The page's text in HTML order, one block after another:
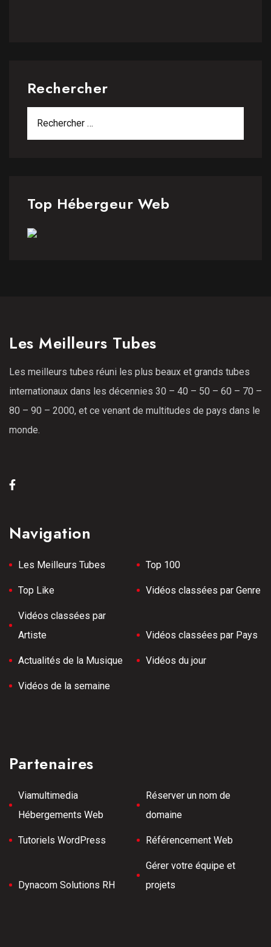
Rechercher
Top Hébergeur Web
Les Meilleurs Tubes
Les meilleurs tubes réuni les plus beaux et grands tubes
internationaux dans les décennies 30 – 40 – 50 – 60 – 70 –
80 – 90 – 2000, et ce venant de multitudes de pays dans le
monde.
Navigation
Les Meilleurs Tubes Top 100
Top Like Vidéos classées par Genre
Vidéos classées par
Artiste
Vidéos classées par Pays
Actualités de la Musique Vidéos du jour
Vidéos de la semaine
Partenaires
Viamultimedia
Hébergements Web
Réserver un nom de
domaine
Tutoriels WordPress Référencement Web
Dynacom Solutions RH
Gérer votre équipe et
projets